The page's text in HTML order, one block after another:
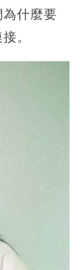
什麼要
。